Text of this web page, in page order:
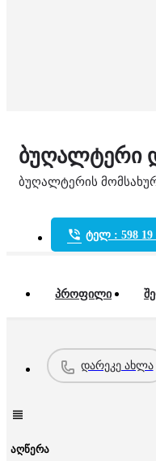
ბუღალტერი
ბუღალტერის
ტელ : 598 19
პროფილი
დარეკე ახლა
აღწერა